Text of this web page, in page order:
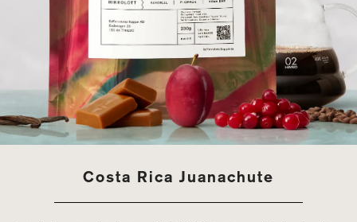
Costa Rica Juanachute